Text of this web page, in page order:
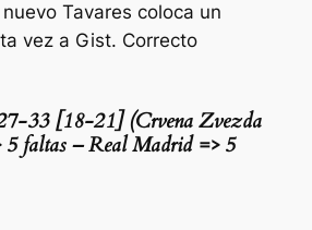
nuevo Tavares coloca un
vez a Gist. Correcto
33 [18-21] (Crvena Zvezda
5 faltas – Real Madrid => 5